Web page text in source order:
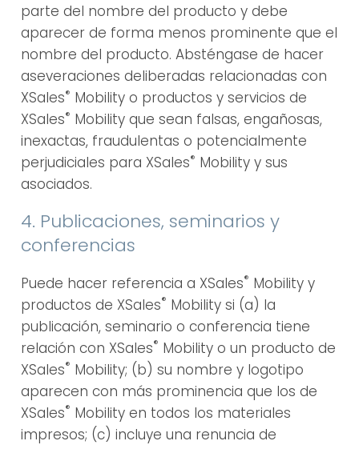
parte del nombre del producto y debe
aparecer de forma menos prominente que el
nombre del producto. Absténgase de hacer
aseveraciones deliberadas relacionadas con
XSales® Mobility o productos y servicios de
XSales® Mobility que sean falsas, engañosas,
inexactas, fraudulentas o potencialmente
perjudiciales para XSales® Mobility y sus
asociados.
4. Publicaciones, seminarios y
conferencias
Puede hacer referencia a XSales® Mobility y
productos de XSales® Mobility si (a) la
publicación, seminario o conferencia tiene
relación con XSales® Mobility o un producto de
XSales® Mobility; (b) su nombre y logotipo
aparecen con más prominencia que los de
XSales® Mobility en todos los materiales
impresos; (c) incluye una renuncia de